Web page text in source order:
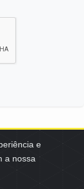
e
a nossa(DF) | +55